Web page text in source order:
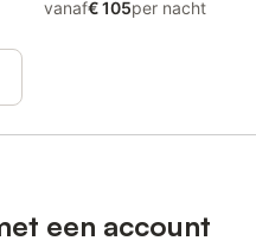
vanaf€ 105per nacht
een account